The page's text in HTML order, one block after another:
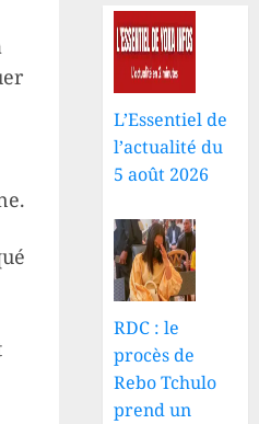
L’Essentiel de
l’actualité du
5 août 2026
RDC : le
procès de
Rebo Tchulo
prend un